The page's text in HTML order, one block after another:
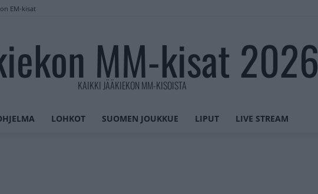
EM-kisat
MM-kisat 2026
KAIKKI JÄÄKIEKON MM-KISOISTA
LOHKOT SUOMEN JOUKKUE LIPUT LIVE STREAM